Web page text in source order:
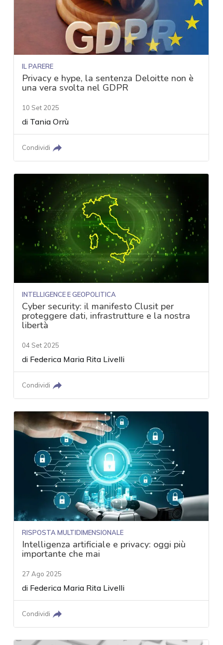
IL PARERE
Privacy e hype, la sentenza Deloitte non è
una vera svolta nel GDPR
10 Set 2025
di Tania Orrù
Condividi
INTELLIGENCE E GEOPOLITICA
Cyber security: il manifesto Clusit per
proteggere dati, infrastrutture e la nostra
libertà
04 Set 2025
di Federica Maria Rita Livelli
Condividi
RISPOSTA MULTIDIMENSIONALE
Intelligenza artificiale e privacy: oggi più
importante che mai
27 Ago 2025
di Federica Maria Rita Livelli
Condividi